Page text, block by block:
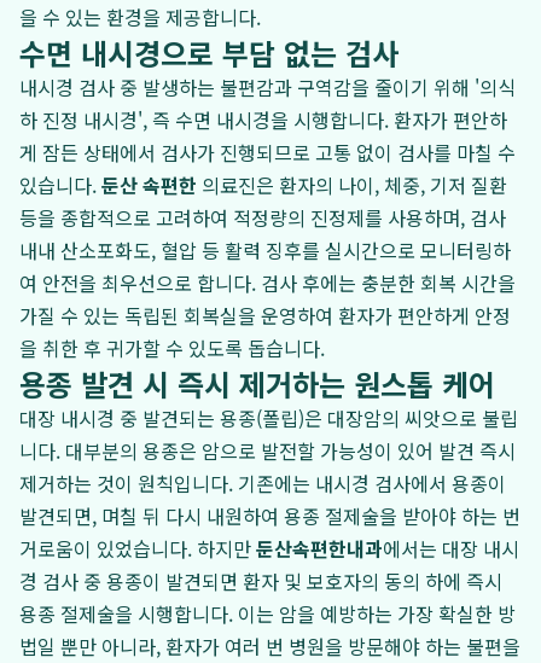
을 수 있는 환경을 제공합니다.
수면 내시경으로 부담 없는 검사
내시경 검사 중 발생하는 불편감과 구역감을 줄이기 위해 '의식
하 진정 내시경', 즉 수면 내시경을 시행합니다. 환자가 편안하
게 잠든 상태에서 검사가 진행되므로 고통 없이 검사를 마칠 수
있습니다.둔산 속편한 의료진은 환자의 나이, 체중, 기저 질환
등을 종합적으로 고려하여 적정량의 진정제를 사용하며, 검사
내내 산소포화도, 혈압 등 활력 징후를 실시간으로 모니터링하
여 안전을 최우선으로 합니다. 검사 후에는 충분한 회복 시간을
가질 수 있는 독립된 회복실을 운영하여 환자가 편안하게 안정
을 취한 후 귀가할 수 있도록 돕습니다.
용종 발견 시 즉시 제거하는 원스톱 케어
대장 내시경 중 발견되는 용종(폴립)은 대장암의 씨앗으로 불립
니다. 대부분의 용종은 암으로 발전할 가능성이 있어 발견 즉시
제거하는 것이 원칙입니다. 기존에는 내시경 검사에서 용종이
발견되면, 며칠 뒤 다시 내원하여 용종 절제술을 받아야 하는 번
거로움이 있었습니다. 하지만둔산속편한내과에서는 대장 내시
경 검사 중 용종이 발견되면 환자 및 보호자의 동의 하에 즉시
용종 절제술을 시행합니다. 이는 암을 예방하는 가장 확실한 방
법일 뿐만 아니라, 환자가 여러 번 병원을 방문해야 하는 불편을